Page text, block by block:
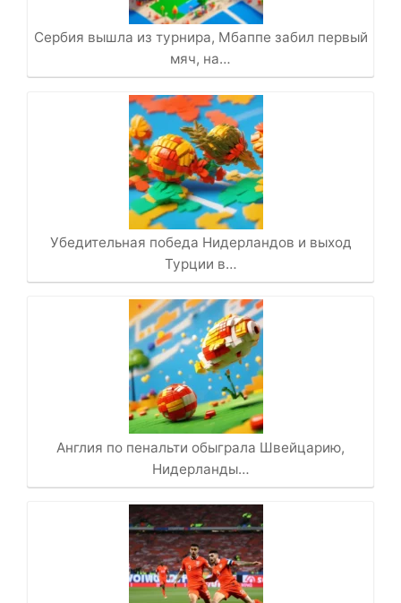
Сербия вышла из турнира, Мбаппе забил первый
мяч, на…
Убедительная победа Нидерландов и выход
Турции в…
Англия по пенальти обыграла Швейцарию,
Нидерланды…